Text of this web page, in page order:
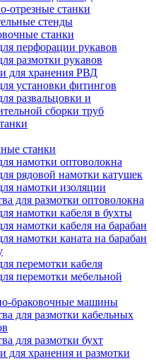
отрезные станки
стенды
станки
перфорации рукавов
размотки рукавов
для хранения РВД
установки фитингов
развальцовки и
сборки труб
станки
намотки оптоволокна
рядовой намотки катушек
намотки изоляции
для размотки оптоволокна
намотки кабеля в бухты
намотки кабеля на барабан
намотки каната на барабан
перемотки кабеля
перемотки мебельной
браковочные машины
для размотки кабельных
для размотки бухт
для хранения и размотки